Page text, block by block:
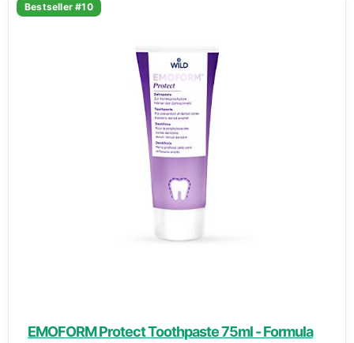
Bestseller #10
EMOFORM Protect Toothpaste 75ml - Formula